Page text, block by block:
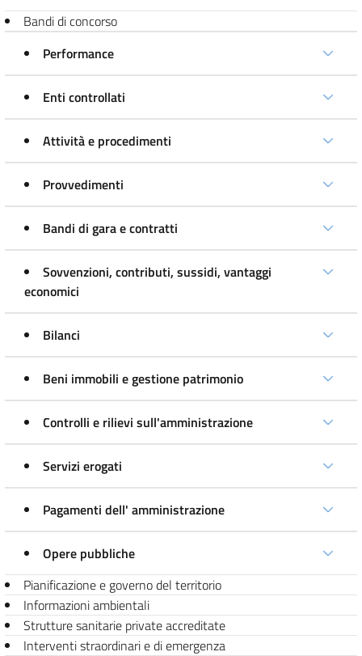
Bandi di concorso
Performance
Enti controllati
Attività e procedimenti
Provvedimenti
Bandi di gara e contratti
Sovvenzioni, contributi, sussidi, vantaggi
economici
Bilanci
Beni immobili e gestione patrimonio
Controlli e rilievi sull'amministrazione
Servizi erogati
Pagamenti dell' amministrazione
Opere pubbliche
Pianificazione e governo del territorio
Informazioni ambientali
Strutture sanitarie private accreditate
Interventi straordinari e di emergenza